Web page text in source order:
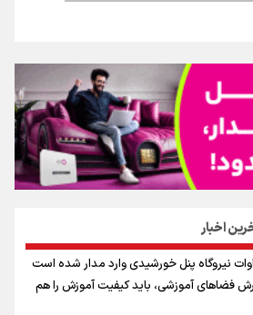
اخبار
فضاهای آموزشی، باید کیفیت آموزش را هم